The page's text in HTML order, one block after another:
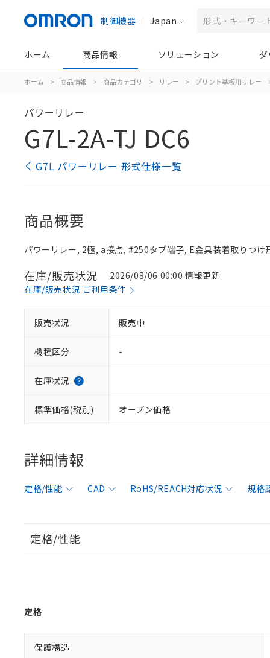
制御機器 Japan
ホーム 商品情報 ソリューション
ホーム > 商品情報 > 商品カテゴリ > リレー > プリント基板用リレー
パワーリレー
G7L-2A-TJ DC6
G7L パワーリレー 形式仕様一覧
商品概要
パワーリレー, 2極, a接点, #250タブ端子, E金具装着取りつけ
在庫/販売状況
2026/08/06 00:00 情報更新
在庫/販売状況 ご利用条件
販売状況 販売中
機種区分 -
在庫状況
標準価格(税別) オープン価格
詳細情報
定格/性能 CAD RoHS/REACH対応状況 規格
定格/性能
定格
保護構造